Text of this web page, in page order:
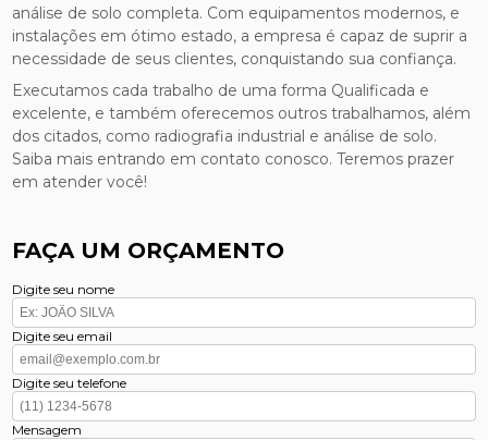
análise de solo completa. Com equipamentos modernos, e
instalações em ótimo estado, a empresa é capaz de suprir a
necessidade de seus clientes, conquistando sua confiança.
Executamos cada trabalho de uma forma Qualificada e
excelente, e também oferecemos outros trabalhamos, além
dos citados, como radiografia industrial e análise de solo.
Saiba mais entrando em contato conosco. Teremos prazer
em atender você!
FAÇA UM ORÇAMENTO
Digite seu nome
Digite seu email
Digite seu telefone
Mensagem